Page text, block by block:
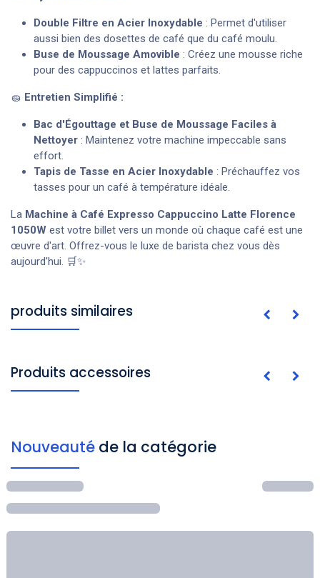
Double Filtre en Acier Inoxydable : Permet d'utiliser
aussi bien des dosettes de café que du café moulu.
Buse de Moussage Amovible : Créez une mousse riche
pour des cappuccinos et lattes parfaits.
🧽 Entretien Simplifié :
Bac d'Égouttage et Buse de Moussage Faciles à
Nettoyer : Maintenez votre machine impeccable sans
effort.
Tapis de Tasse en Acier Inoxydable : Préchauffez vos
tasses pour un café à température idéale.
La Machine à Café Expresso Cappuccino Latte Florence
1050W est votre billet vers un monde où chaque café est une
œuvre d'art. Offrez-vous le luxe de barista chez vous dès
aujourd'hui. 🛒✨
produits similaires
Produits accessoires
Nouveauté de la catégorie